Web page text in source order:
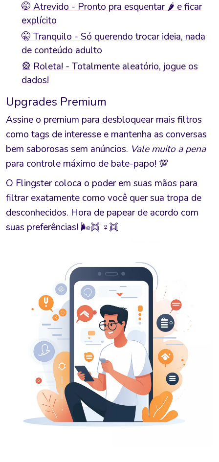
🤭 Atrevido - Pronto pra esquentar 🌶️ e ficar
explícito
🤫 Tranquilo - Só querendo trocar ideia, nada
de conteúdo adulto
🎡 Roleta! - Totalmente aleatório, jogue os
dados!
Upgrades Premium
Assine o premium para desbloquear mais filtros
como tags de interesse e mantenha as conversas
bem saborosas sem anúncios. Vale muito a pena
para controle máximo de bate-papo! 💯
O Flingster coloca o poder em suas mãos para
filtrar exatamente como você quer sua tropa de
desconhecidos. Hora de papear de acordo com
suas preferências! 🌬️👯 ‍♀️👯